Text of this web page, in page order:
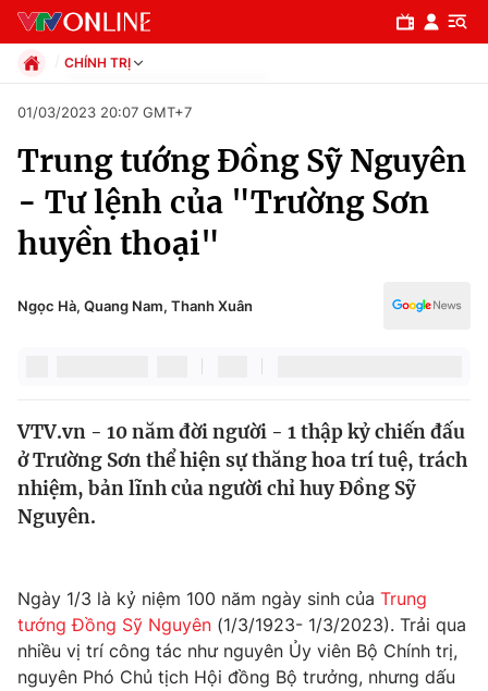
Chuyên mục
Chính trị
Thế giới
Tin tức
Câu chuyện quốc tế
Kinh tế
Thị trường
Góc doanh nghiệp
Dữ liệu và đời sống
Truyền hình
CHÍNH TRỊ
Xã hội
Pháp luật
Kinh tế
Thể thao
Truyền hình
Văn hóa - Giải trí
Đời sống
01/03/2023 20:07 GMT+7
Trung tướng Đồng Sỹ Nguyên
- Tư lệnh của "Trường Sơn
huyền thoại"
Ngọc Hà, Quang Nam, Thanh Xuân
VTV.vn - 10 năm đời người - 1 thập kỷ chiến đấu
ở Trường Sơn thể hiện sự thăng hoa trí tuệ, trách
nhiệm, bản lĩnh của người chỉ huy Đồng Sỹ
Nguyên.
Ngày 1/3 là kỷ niệm 100 năm ngày sinh của Trung
tướng Đồng Sỹ Nguyên (1/3/1923- 1/3/2023). Trải qua
nhiều vị trí công tác như nguyên Ủy viên Bộ Chính trị,
nguyên Phó Chủ tịch Hội đồng Bộ trưởng, nhưng dấu